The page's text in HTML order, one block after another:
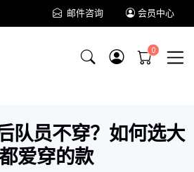
邮件咨询 会员中心
队员不穿？如何选大
爱穿的款